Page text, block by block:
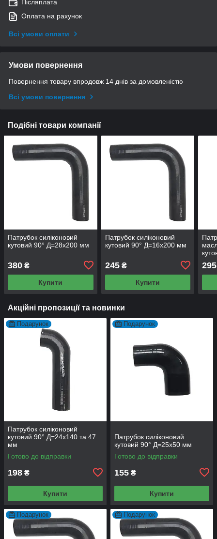
Післяплата
Оплата на рахунок
Всі умови оплати
Умови повернення
Повернення товару впродовж 14 днів за домовленістю
Всі умови повернення
Подібні товари компанії
Патрубок силіконовий
кутовий 90° Д=28х200 мм
380 ₴
Купити
Патрубок силіконовий
кутовий 90° Д=16х200 мм
245₴
Купити
295
Акційні пропозиції та новинки
Подарунок
Патрубок силіконовий
кутовий 90° Д=24х140 та 47
мм
Готово до відправки
198 ₴
Купити
Подарунок
Патрубок силіконовий
кутовий 90° Д=25х50 мм
Готово до відправки
155 ₴
Купити
Подарунок Подарунок